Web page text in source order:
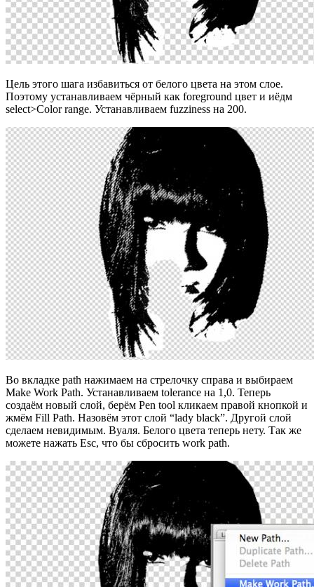
Цель этого шага избавиться от белого цвета на этом слое.
Поэтому устанавливаем чёрный как foreground цвет и иёдм
select>Color range. Устанавливаем fuzziness на 200.
Во вкладке path нажимаем на стрелочку справа и выбираем
Make Work Path. Устанавливаем tolerance на 1,0. Теперь
создаём новый слой, берём Pen tool кликаем правой кнопкой и
жмём Fill Path. Назовём этот слой “lady black”. Другой слой
сделаем невидимым. Вуаля. Белого цвета теперь нету. Так же
можете нажать Esc, что бы сбросить work path.